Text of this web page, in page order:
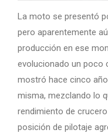
La moto se presentó
pero aparentemente
producción en ese
evolucionado un poco
mostró hace cinco
misma, mezclando lo
rendimiento de
posición de pilotaje